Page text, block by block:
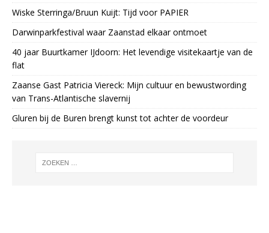
Wiske Sterringa/Bruun Kuijt: Tijd voor PAPIER
Darwinparkfestival waar Zaanstad elkaar ontmoet
40 jaar Buurtkamer IJdoorn: Het levendige visitekaartje van de
flat
Zaanse Gast Patricia Viereck: Mijn cultuur en bewustwording
van Trans-Atlantische slavernij
Gluren bij de Buren brengt kunst tot achter de voordeur